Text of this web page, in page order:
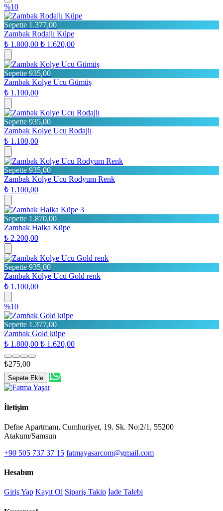
%10
Sepette 1.377,00
Zambak Rodajlı Küpe
₺ 1.800,00 ₺ 1.620,00
Sepette 935,00
Zambak Kolye Ucu Gümüş
₺ 1.100,00
Sepette 935,00
Zambak Kolye Ucu Rodajlı
₺ 1.100,00
Sepette 935,00
Zambak Kolye Ucu Rodyum Renk
₺ 1.100,00
3
Sepette 1.870,00
Zambak Halka Küpe
₺ 2.200,00
Sepette 935,00
Zambak Kolye Ucu Gold renk
₺ 1.100,00
%10
Sepette 1.377,00
Zambak Gold küpe
₺ 1.800,00 ₺ 1.620,00
₺275,00
Sepete Ekle
İletişim
Defne Apartmanı, Cumhuriyet, 19. Sk. No:2/1, 55200
Atakum/Samsun
+90 505 737 37 15 fatmayasarcom@gmail.com
Hesabım
Giriş Yap Kayıt Ol Sipariş Takip İade Talebi